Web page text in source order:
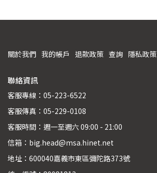
關於我們 我的帳戶 退款政策 查詢 隱私政策
聯絡資訊
客服專線：05-223-6522
客服傳真：05-229-0108
客服時間：週一至週六 09:00 - 21:00
信箱：big.head@msa.hinet.net
地址：600040嘉義市東區彌陀路373號